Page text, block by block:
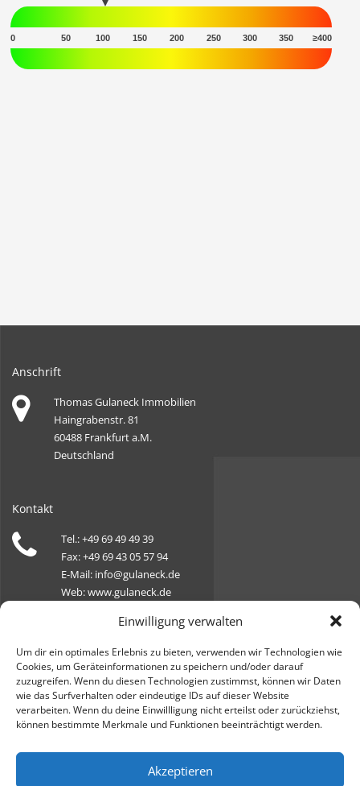
Einwilligung verwalten
Um dir ein optimales Erlebnis zu bieten, verwenden wir Technologien wie
Cookies, um Geräteinformationen zu speichern und/oder darauf
zuzugreifen. Wenn du diesen Technologien zustimmst, können wir Daten
wie das Surfverhalten oder eindeutige IDs auf dieser Website
verarbeiten. Wenn du deine Einwillligung nicht erteilst oder zurückziehst,
können bestimmte Merkmale und Funktionen beeinträchtigt werden.
Akzeptieren
0 50 100 150 200 250 300 350 ≥400
Anschrift
Thomas Gulaneck Immobilien
Haingrabenstr. 81
60488 Frankfurt a.M.
Deutschland
Kontakt
Tel.: +49 69 49 49 39
Fax: +49 69 43 05 57 94
E-Mail: info@gulaneck.de
Web: www.gulaneck.de
Öffnungszeiten
Montag, Dienstag, Donnerstag, Freitag:
09:00 - 18:00 Uhr
Mittwoch: geschlossen
Samstag: 10:00 - 14:00 Uhr